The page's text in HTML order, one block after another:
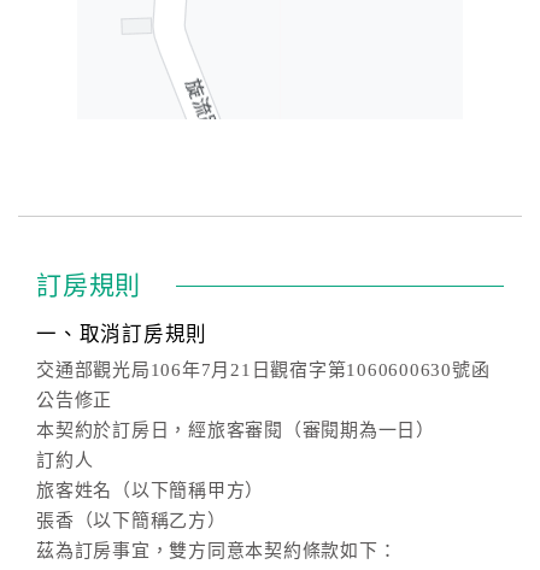
訂房規則
一、取消訂房規則
交通部觀光局106年7月21日觀宿字第1060600630號函
公告修正
本契約於訂房日，經旅客審閱（審閱期為一日）
訂約人
旅客姓名（以下簡稱甲方）
張香（以下簡稱乙方）
茲為訂房事宜，雙方同意本契約條款如下：